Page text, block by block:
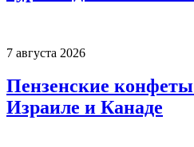
7 августа 2026
Пензенские
Израиле и Канаде